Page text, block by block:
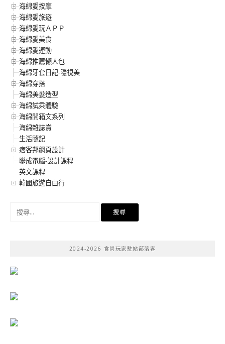
海綿愛按摩
海綿愛旅遊
海綿愛玩ＡＰＰ
海綿愛美食
海綿愛運動
海綿推薦懶人包
海綿牙套日記-隱視美
海綿穿搭
海綿美髮造型
海綿試乘體驗
海綿開箱文系列
海綿雜誌賞
生活隨記
痞客邦網頁設計
聯成電腦-設計課程
英文課程
韓國旅遊自由行
2024-2026 食尚玩家駐站部落客